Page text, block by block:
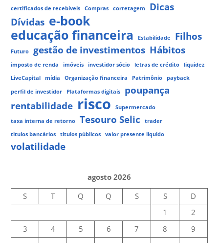
certificados de recebíveis
Compras corretagem
Dicas
Dívidas e-book
educação financeira
Estabilidade Filhos
Futuro gestão de investimentos Hábitos
imposto de renda imóveis investidor sócio letras de crédito
liquidez
LiveCapital
mídia Organização financeira Patrimônio
payback
perfil de investidor
Plataformas digitais
poupança
rentabilidade risco
Supermercado
taxa interna de retorno
Tesouro Selic
trader
títulos bancários
títulos públicos valor presente líquido
volatilidade
agosto 2026
S
T Q Q S S
D
1
2
3
4 5 6 7 8
9